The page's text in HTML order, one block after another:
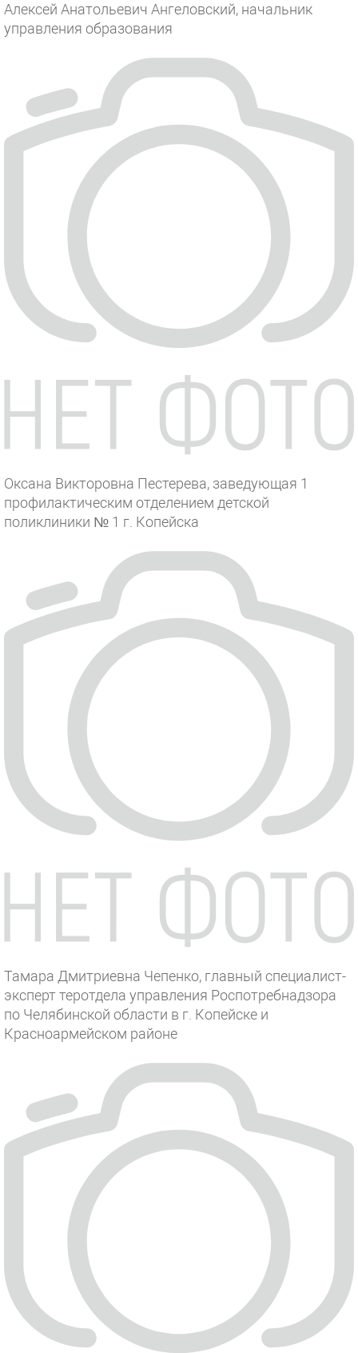
Алексей Анатольевич Ангеловский, начальник
управления образования
Оксана Викторовна Пестерева, заведующая 1
профилактическим отделением детской
поликлиники № 1 г. Копейска
Тамара Дмитриевна Чепенко, главный специалист-
эксперт теротдела управления Роспотребнадзора
по Челябинской области в г. Копейске и
Красноармейском районе